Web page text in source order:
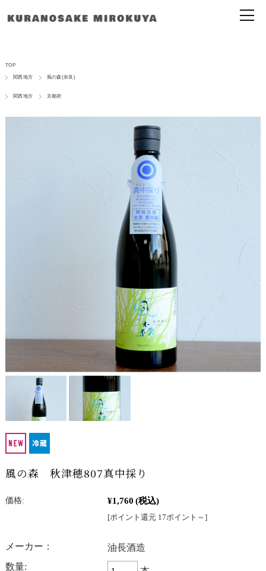
TOP
関西地方 風の森(奈良)
関西地方 京都府
風の森 秋津穂807真中採り
価格: ¥1,760 (税込)
[ポイント還元 17ポイント～]
メーカー：
油長酒造
数量: